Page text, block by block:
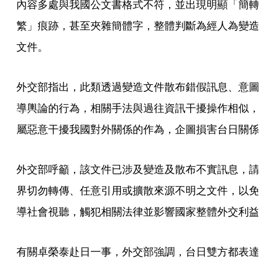
內容多處與我國公文書格式不符，並出現明顯「簡轉
繁」痕跡，甚至夾雜簡體字，整體判斷為經人為變造
文件。
外交部指出，此類透過變造文件散布錯假訊息、意圖
導輿論的行為，相關手法與過往資訊干擾操作相似，
屬惡意干擾我國對外關係的作為，企圖損害台日關係
外交部呼籲，該文件已涉及變造及散布不實訊息，請
界切勿轉傳、任意引用或擴散來源不明之文件，以免
導社會視聽，觸犯相關法律並影響國家整體外交利益
有關卓榮泰赴日一事，外交部強調，台日雙方都表達